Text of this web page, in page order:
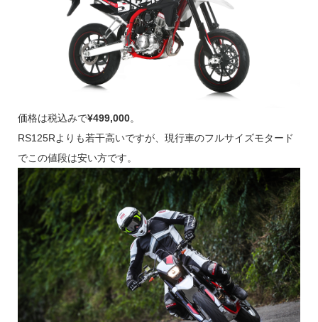
価格は税込みで¥499,000。
RS125Rよりも若干高いですが、現行車のフルサイズモタード
でこの値段は安い方です。